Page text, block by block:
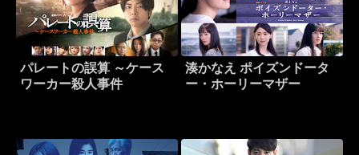
パレートの誤算 ～ケース
ワーカー殺人事件
湊かなえ ポイズンドータ
ー・ホーリーマザー